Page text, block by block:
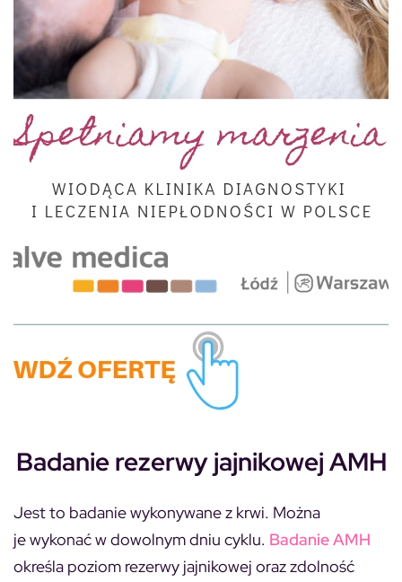
Badanie rezerwy jajnikowej AMH
Jest to badanie wykonywane z krwi. Można
je wykonać w dowolnym dniu cyklu. Badanie AMH
określa poziom rezerwy jajnikowej oraz zdolność